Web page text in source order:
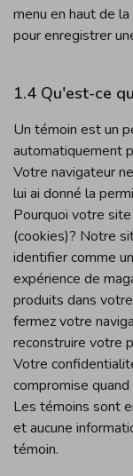
menu en haut de
pour enregistrer
1.4 Qu'est-ce
Un témoin est un
automatiquement
Votre navigateur
lui ai donné la
Pourquoi votre
(cookies)? Notre
identifier comme
expérience de
produits dans
fermez votre
reconstruire votre
Votre
compromise
Les témoins sont
et aucune
témoin.